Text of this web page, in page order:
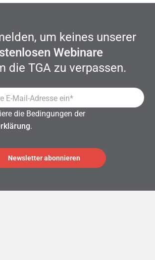
um keines unserer
Webinare
die TGA zu verpassen.
die Bedingungen der
.